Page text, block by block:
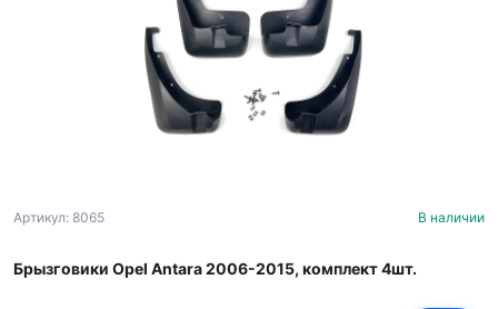
Артикул: 8065 В наличии
Брызговики Opel Antara 2006-2015, комплект 4шт.